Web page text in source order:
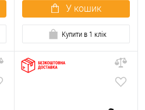
У кошик
Купити в 1 клік